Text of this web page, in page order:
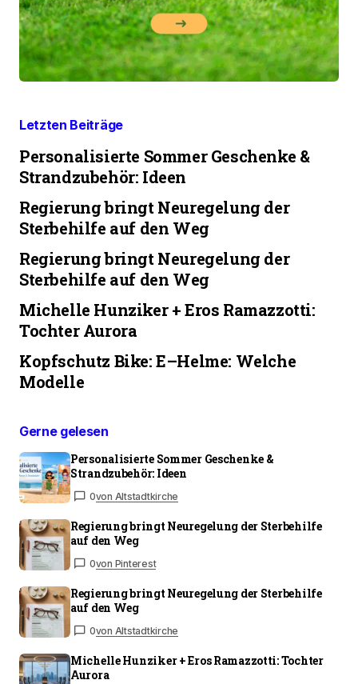
Letzten Beiträge
Personalisierte Sommer Geschenke &
Strandzubehör: Ideen
Regierung bringt Neuregelung der
Sterbehilfe auf den Weg
Regierung bringt Neuregelung der
Sterbehilfe auf den Weg
Michelle Hunziker + Eros Ramazzotti:
Tochter Aurora
Kopfschutz Bike: E–Helme: Welche
Modelle
Gerne gelesen
Personalisierte Sommer Geschenke &
Strandzubehör: Ideen
0von Altstadtkirche
Regierung bringt Neuregelung der Sterbehilfe
auf den Weg
0von Pinterest
Regierung bringt Neuregelung der Sterbehilfe
auf den Weg
0von Altstadtkirche
Michelle Hunziker + Eros Ramazzotti: Tochter
Aurora